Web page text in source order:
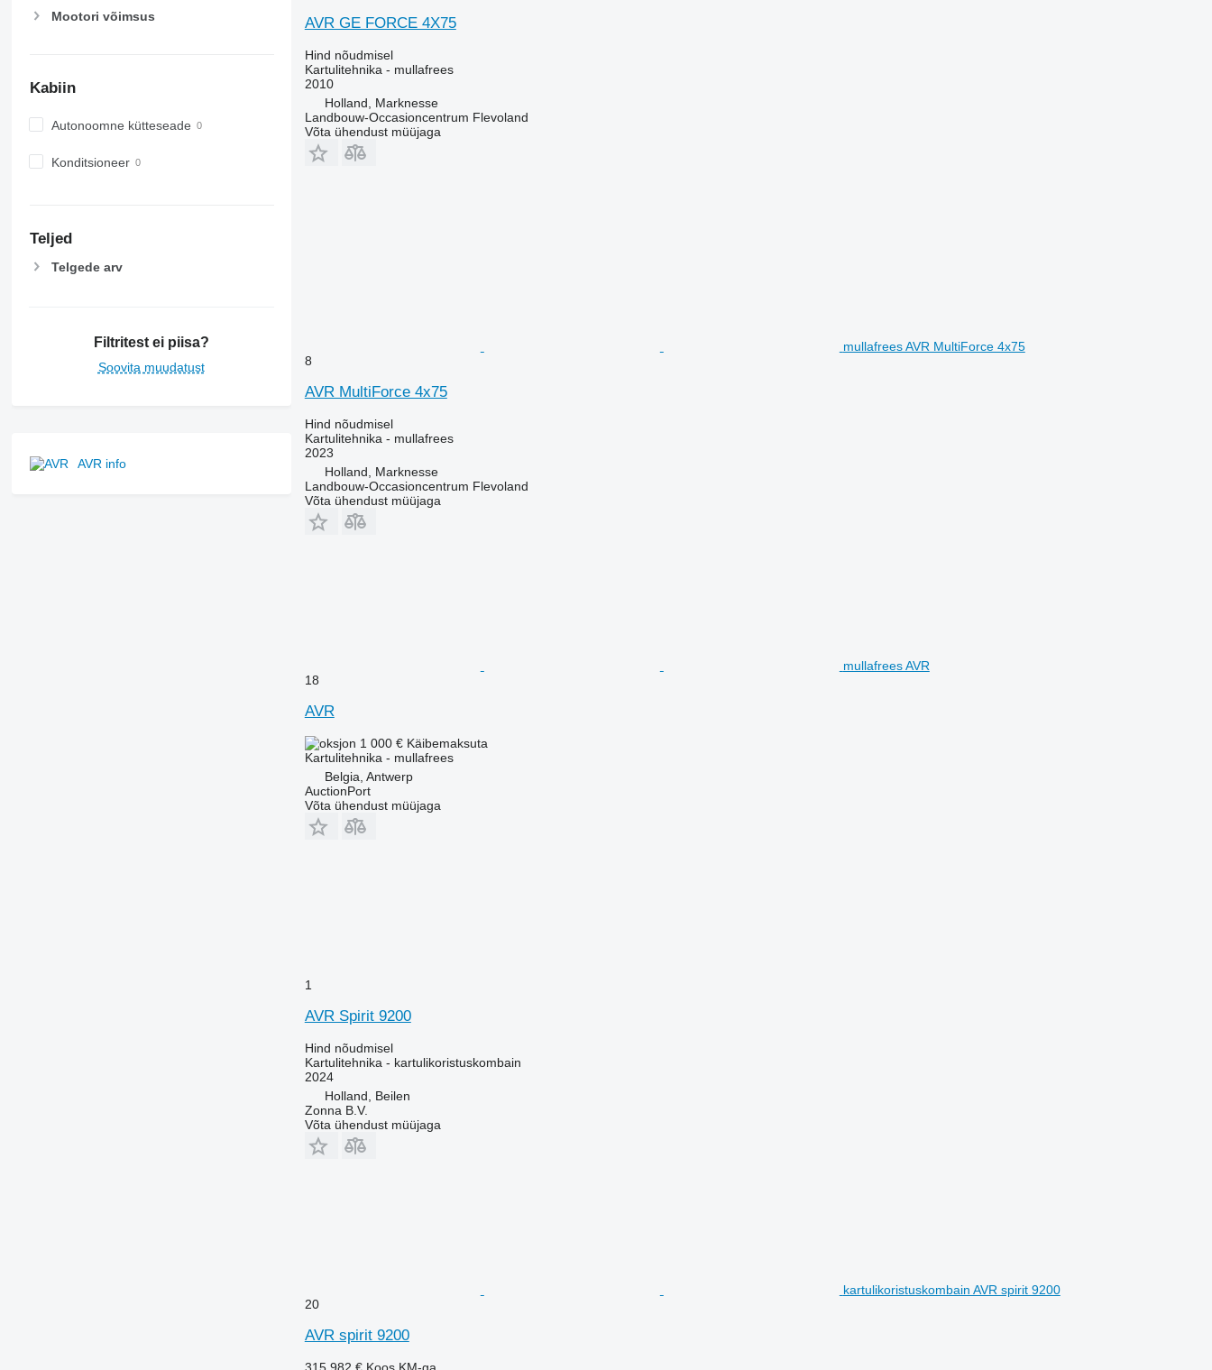
Mootori võimsus
Kabiin
Autonoomne kütteseade
Konditsioneer
Teljed
Telgede arv
Filtritest ei piisa?
Soovita muudatust
AVR info
AVR GE FORCE 4X75
Hind nõudmisel
Kartulitehnika - mullafrees
2010
Holland, Marknesse
Landbouw-Occasioncentrum Flevoland
Võta ühendust müüjaga
mullafrees AVR MultiForce 4x75
8
AVR MultiForce 4x75
Hind nõudmisel
Kartulitehnika - mullafrees
2023
Holland, Marknesse
Landbouw-Occasioncentrum Flevoland
Võta ühendust müüjaga
mullafrees AVR
18
AVR
1 000 € Käibemaksuta
Kartulitehnika - mullafrees
Belgia, Antwerp
AuctionPort
Võta ühendust müüjaga
1
AVR Spirit 9200
Hind nõudmisel
Kartulitehnika - kartulikoristuskombain
2024
Holland, Beilen
Zonna B.V.
Võta ühendust müüjaga
kartulikoristuskombain AVR spirit 9200
20
AVR spirit 9200
315 982 € Koos KM-ga